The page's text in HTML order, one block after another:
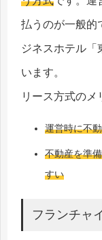
払うのが一般的
ジネスホテル「
います。
リース方式のメ
運営時に不
不動産を準
すい
フランチャ